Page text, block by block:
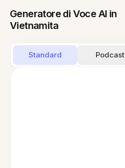
Generatore di Voce AI in
Vietnamita
Standard Podcast